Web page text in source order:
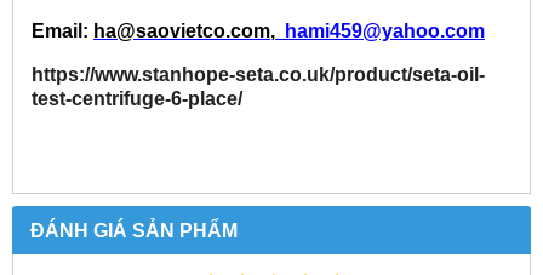
Email: ha@saovietco.com, hami459@yahoo.com
https://www.stanhope-seta.co.uk/product/seta-oil-
test-centrifuge-6-place/
ĐÁNH GIÁ SẢN PHẨM